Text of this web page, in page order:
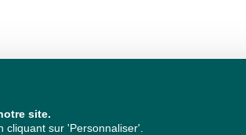
site.
sur 'Personnaliser'.